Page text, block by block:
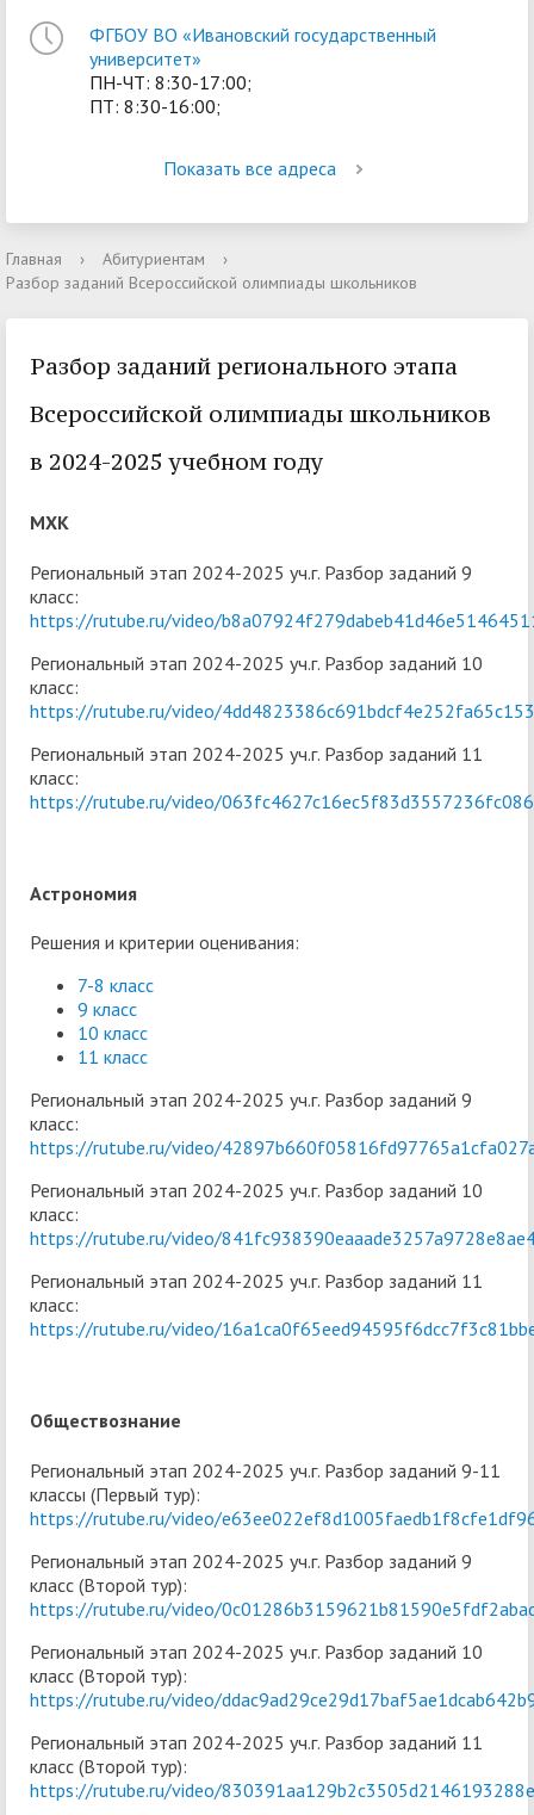
ФГБОУ ВО «Ивановский государственный
университет»
ПН-ЧТ: 8:30-17:00;
ПТ: 8:30-16:00;
Показать все адреса
Главная › Абитуриентам
›
Разбор заданий Всероссийской олимпиады школьников
Разбор заданий регионального этапа
Всероссийской олимпиады школьников
в 2024-2025 учебном году
МХК
Региональный этап 2024-2025 уч.г. Разбор заданий 9
класс:
https://rutube.ru/video/
Региональный этап 2024-2025 уч.г. Разбор заданий 10
класс:
https://rutube.ru/video/
Региональный этап 2024-2025 уч.г. Разбор заданий 11
класс:
https://rutube.ru/video/
Астрономия
Решения и критерии оценивания:
7-8 класс
9 класс
10 класс
11 класс
Региональный этап 2024-2025 уч.г. Разбор заданий 9
класс:
https://rutube.ru/video/
Региональный этап 2024-2025 уч.г. Разбор заданий 10
класс:
https://rutube.ru/video/
Региональный этап 2024-2025 уч.г. Разбор заданий 11
класс:
https://rutube.ru/video/
Обществознание
Региональный этап 2024-2025 уч.г. Разбор заданий 9-11
классы (Первый тур):
https://rutube.ru/video/
Региональный этап 2024-2025 уч.г. Разбор заданий 9
класс (Второй тур):
https://rutube.ru/video/
Региональный этап 2024-2025 уч.г. Разбор заданий 10
класс (Второй тур):
https://rutube.ru/video/
Региональный этап 2024-2025 уч.г. Разбор заданий 11
класс (Второй тур):
https://rutube.ru/video/